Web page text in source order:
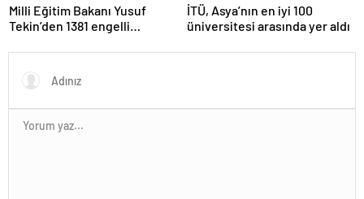
Milli Eğitim Bakanı Yusuf
Tekin’den 1381 engelli
paylaşım
İTÜ, Asya’nın en iyi 100
üniversitesi arasında yer aldı